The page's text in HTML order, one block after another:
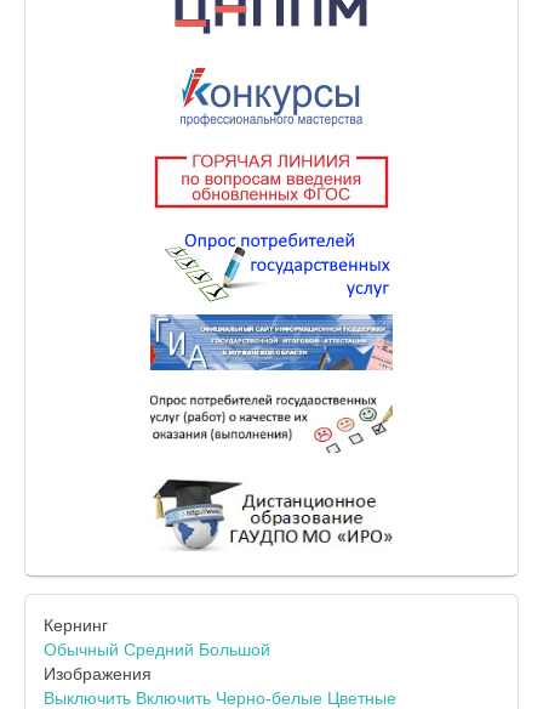
Кернинг
Обычный Средний Большой
Изображения
Выключить Включить Черно-белые Цветные